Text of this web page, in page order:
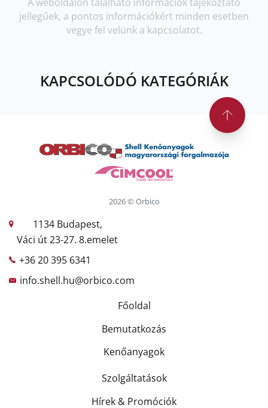
jellegűek, a pontos információkért minden esetben
vegye fel velünk a kapcsolatot.
KAPCSOLÓDÓ KATEGÓRIÁK
2026 © Orbico
1134 Budapest,
Váci út 23-27. 8.emelet
+36 20 395 6341
info.shell.hu@orbico.com
Főoldal
Bemutatkozás
Kenőanyagok
Szolgáltatások
Hírek & Promóciók